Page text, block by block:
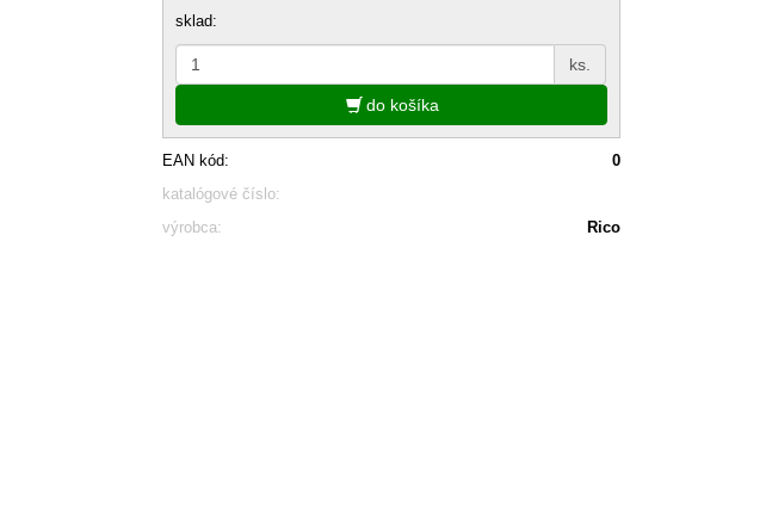
sklad:
ks.
do košíka
EAN kód:
0
katalógové číslo:
výrobca:
Rico